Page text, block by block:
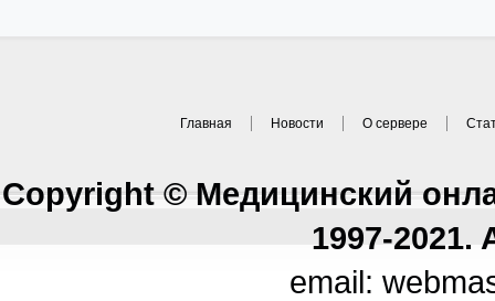
Главная Новости О сервере
Copyright © Медицинский
1997-2021.
email: